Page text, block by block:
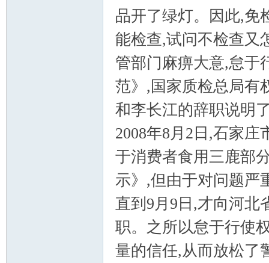
品开了绿灯。因此,免
能检查,试问不检查又
管部门麻痹大意,怠于
范》,国家质检总局有
和李长江的辞职说明
2008年8月2日,石家
于消费者食用三鹿部
示》,但由于对问题严
直到9月9日,才向河北
职。之所以怠于行使
量的信任,从而放松了